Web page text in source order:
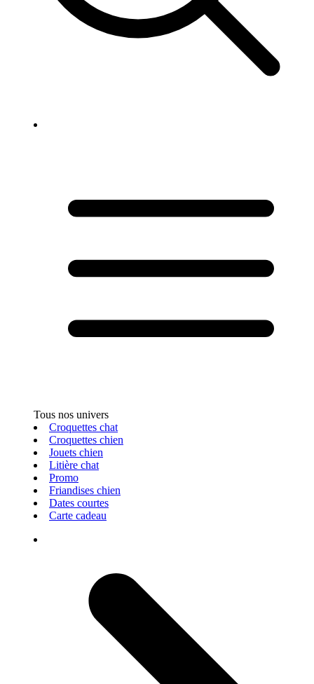
Tous nos univers
Croquettes chat
Croquettes chien
Jouets chien
Litière chat
Promo
Friandises chien
Dates courtes
Carte cadeau